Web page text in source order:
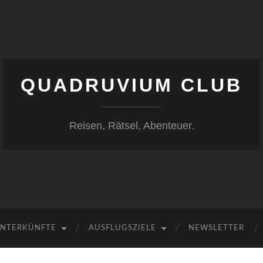
QUADRUVIUM CLUB
Reisen, Rätsel, Abenteuer.
AUSFLUGSZIELE NEWSLETTER